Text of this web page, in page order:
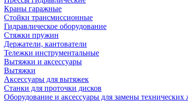
Краны гаражные
Стойки трансмиссионные
Гидравлическое оборудование
Стяжки пружин
Держатели, кантователи
Тележки инструментальные
Вытяжки и аксессуары
Вытяжки
Аксессуары для вытяжек
Станки для проточки дисков
Оборудование и аксессуары для замены технических